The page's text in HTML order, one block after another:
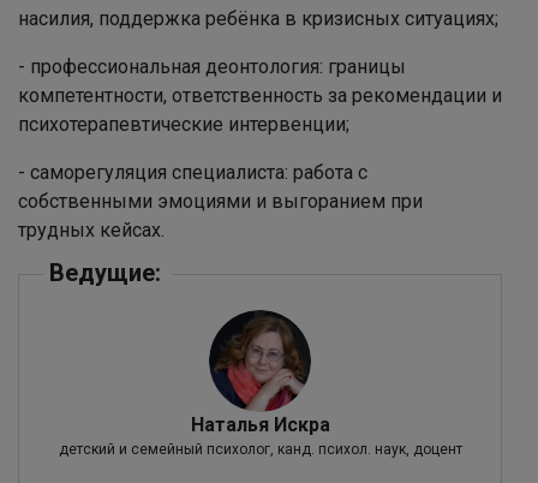
насилия, поддержка ребёнка в кризисных ситуациях;
- профессиональная деонтология: границы
компетентности, ответственность за рекомендации и
психотерапевтические интервенции;
- саморегуляция специалиста: работа с
собственными эмоциями и выгоранием при
трудных кейсах.
Ведущие:
Наталья Искра
детский и семейный психолог, канд. психол. наук, доцент